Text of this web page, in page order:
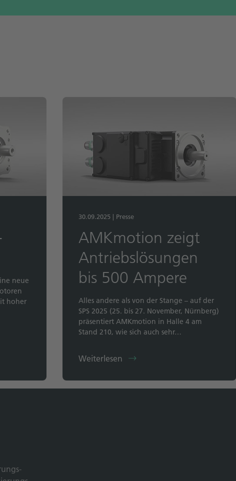
neue
hoher
30.09.2025 | Presse
AMKmotion zeigt
Antriebslösungen
bis 500 Ampere
Alles andere als von der Stange – auf der
SPS 2025 (25. bis 27. November, Nürnberg)
präsentiert AMKmotion in Halle 4 am
Stand 210, wie sich auch sehr…
Weiterlesen